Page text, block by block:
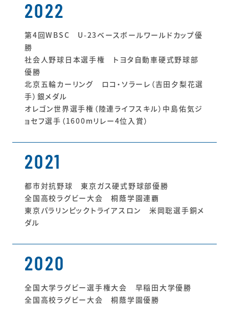
2022
第4回WBSC U-23ベースボールワールドカップ優
勝
社会人野球日本選手権 トヨタ自動車硬式野球部
優勝
北京五輪カーリング ロコ・ソラーレ（吉田夕梨花選
手）銀メダル
オレゴン世界選手権（陸連ライフスキル）中島佑気ジ
ョセフ選手（1600mリレー4位入賞）
2021
都市対抗野球 東京ガス硬式野球部優勝
全国高校ラグビー大会 桐蔭学園連覇
東京パラリンピックトライアスロン 米岡聡選手銅メ
ダル
2020
全国大学ラグビー選手権大会 早稲田大学優勝
全国高校ラグビー大会 桐蔭学園優勝